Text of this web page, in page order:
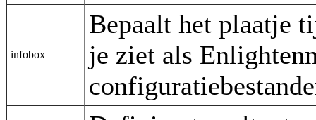
infobox
Bepaalt het plaatje
je ziet als